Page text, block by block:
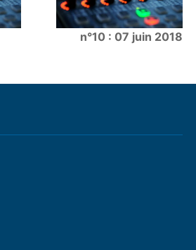
n°10 : 07 juin 2018